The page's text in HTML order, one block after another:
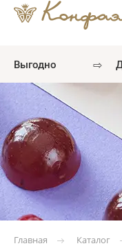
выгодно ⇨
Главная Каталог